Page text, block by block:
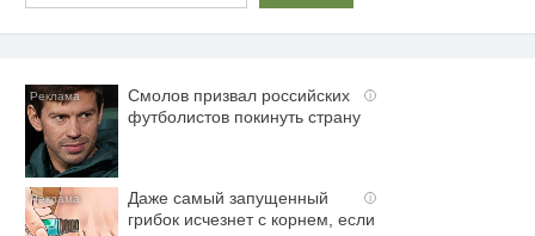
i
Смолов призвал российских
футболистов покинуть страну
i
Даже самый запущенный
грибок исчезнет с корнем, если